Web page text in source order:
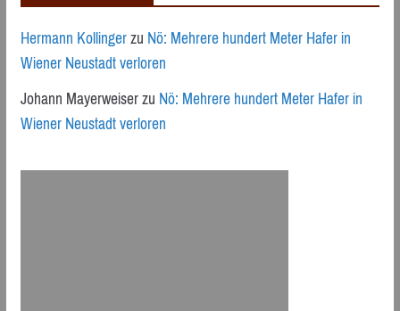
Hermann KollingerzuNö: Mehrere hundert Meter Hafer in
Wiener Neustadt verloren
Johann MayerweiserzuNö: Mehrere hundert Meter Hafer in
Wiener Neustadt verloren